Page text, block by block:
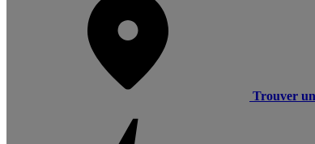
Trouver